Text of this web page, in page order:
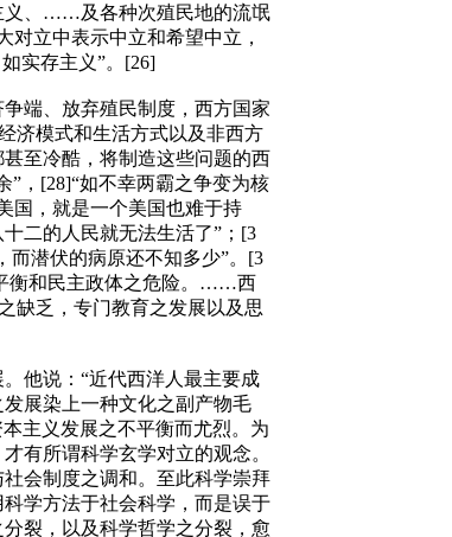
义、……及各种次殖民地的流氓
立中表示中立和希望中立，
实存主义”。[26]
端、放弃殖民制度，西方国家
济模式和生活方式以及非西方
至冷酷，将制造这些问题的西
，[28]“如不幸两霸之争变为核
国，就是一个美国也难于持
二的人民就无法生活了”；[3
而潜伏的病原还不知多少”。[3
衡和民主政体之危险。……西
缺乏，专门教育之发展以及思
他说：“近代西洋人最主要成
展染上一种文化之副产物毛
主义发展之不平衡而尤烈。为
有所谓科学玄学对立的观念。
会制度之调和。至此科学崇拜
学方法于社会科学，而是误于
裂，以及科学哲学之分裂，愈